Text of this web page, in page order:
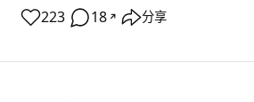
223 18 ↗ 分享